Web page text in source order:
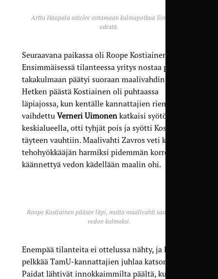
Arttu Haapala astelee antamaan kulmapotkua Sinikaartin
edestä.
Seuraavana paikassa oli Roope Kostiainen.
Ensimmäisessä tilanteessa yritys nostaa pallo
takakulmaan päätyi suoraan maalivahdin käsiin.
Hetken päästä Kostiainen oli puhtaassa
läpiajossa, kun kentälle kannattajien riemuksi
vaihdettu Verneri Uimonenkatkaisi syötön
keskialueella, otti tyhjät pois ja syötti Kostiaiselle
täyteen vauhtiin. Maalivahti Zavros veti kuitenkin
tehohyökkääjän harmiksi pidemmän korren ja sai
käännettyä vedon kädellään maalin ohi.
Roope Kostiainen pääsee läpi, mutta maalivahti saa torjuttua
vedon kulmaksi.
Enempää tilanteita ei ottelussa nähty, ja loppu oli
pelkkää TamU-kannattajien juhlaa katsomossa.
Paidat lähtivät innokkaimmilta päältä, kun koko